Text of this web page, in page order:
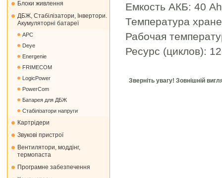
Блоки живлення
ДБЖ, Стабілізатори, Інвертори.
Акумуляторні батареї
APC
Deye
Energenie
FRIMECOM
LogicPower
PowerCom
Батарея для ДБЖ
Стабілізатори напруги
Картрідери
Звукові пристрої
Вентилятори, моддінг,
термопаста
Програмне забезпечення
Емкость АКБ: 40 Ah
Температура
Рабочая
Ресурс (циклов):
Зверніть увагу! Зовнішній